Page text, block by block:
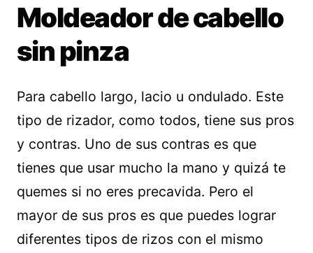
Moldeador de cabello
sin pinza
Para cabello largo, lacio u ondulado. Este
tipo de rizador, como todos, tiene sus pros
y contras. Uno de sus contras es que
tienes que usar mucho la mano y quizá te
quemes si no eres precavida. Pero el
mayor de sus pros es que puedes lograr
diferentes tipos de rizos con el mismo